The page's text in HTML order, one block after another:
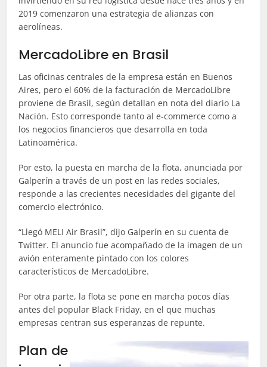
2019 comenzaron una estrategia de alianzas con
aerolíneas.
MercadoLibre en Brasil
Las oficinas centrales de la empresa están en Buenos
Aires, pero el 60% de la facturación de MercadoLibre
proviene de Brasil, según detallan en nota del diario La
Nación. Esto corresponde tanto al e-commerce como a
los negocios financieros que desarrolla en toda
Latinoamérica.
Por esto, la puesta en marcha de la flota, anunciada por
Galperín a través de un post en las redes sociales,
responde a las crecientes necesidades del gigante del
comercio electrónico.
“Llegó MELI Air Brasil”, dijo Galperín en su cuenta de
Twitter. El anuncio fue acompañado de la imagen de un
avión enteramente pintado con los colores
característicos de MercadoLibre.
Por otra parte, la flota se pone en marcha pocos días
antes del popular Black Friday, en el que muchas
empresas centran sus esperanzas de repunte.
Plan de